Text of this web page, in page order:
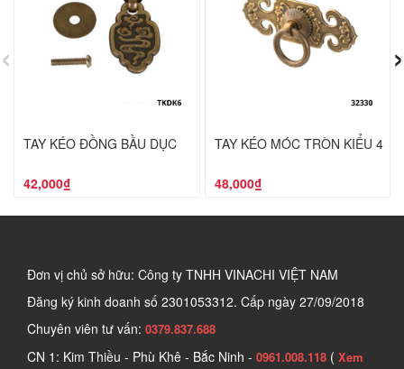
TAY KÉO ĐỒNG BẦU DỤC
42,000₫
TAY KÉO MÓC TRÒN KIỂU 4
48,000₫
‹ ›
Đơn vị chủ sở hữu: Công ty TNHH VINACHI VIỆT NAM
Đăng ký kinh doanh số 2301053312. Cấp ngày 27/09/2018
Chuyên viên tư vấn: 0379.837.688
CN 1: Kim Thiều - Phù Khê - Bắc Ninh - 0961.008.118 ( Xem